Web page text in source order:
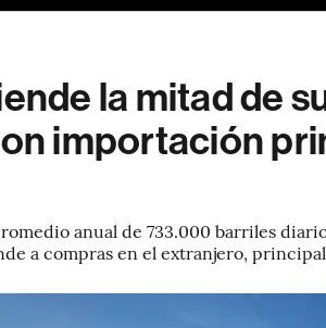
la mitad de
importación
anual de 733.000 barriles
a compras en el extranjero,